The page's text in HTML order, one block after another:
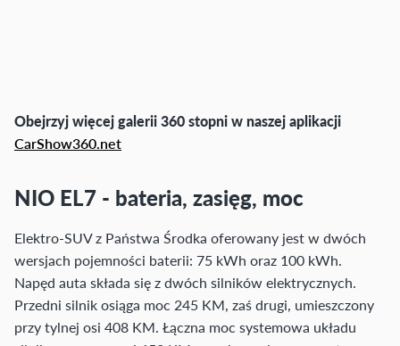
Obejrzyj więcej galerii 360 stopni w naszej aplikacji
CarShow360.net
NIO EL7 - bateria, zasięg, moc
Elektro-SUV z Państwa Środka oferowany jest w dwóch
wersjach pojemności baterii: 75 kWh oraz 100 kWh.
Napęd auta składa się z dwóch silników elektrycznych.
Przedni silnik osiąga moc 245 KM, zaś drugi, umieszczony
przy tylnej osi 408 KM. Łączna moc systemowa układu